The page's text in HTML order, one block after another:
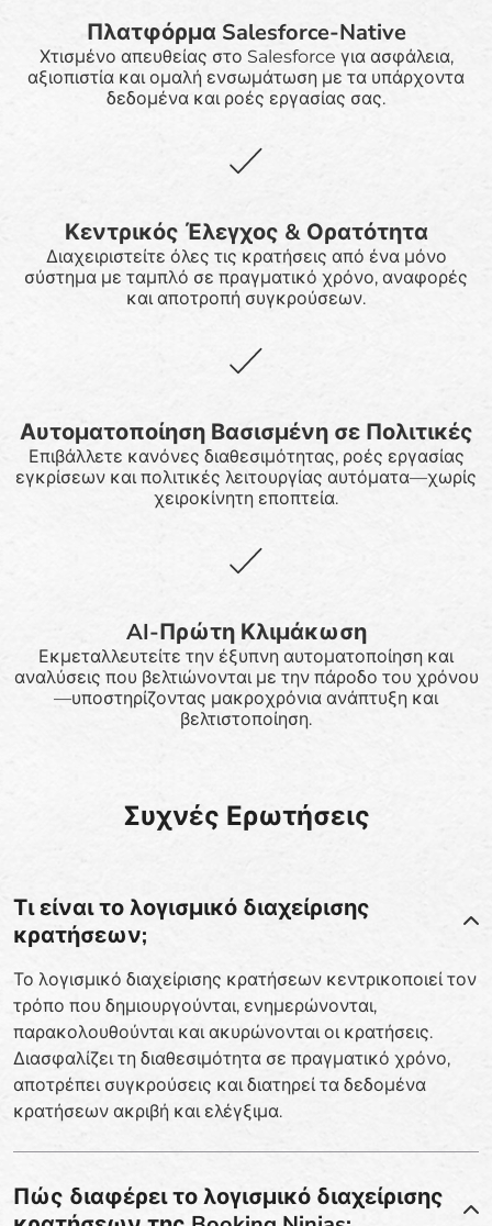
Πλατφόρμα Salesforce-Native
Χτισμένο απευθείας στο Salesforce για ασφάλεια,
αξιοπιστία και ομαλή ενσωμάτωση με τα υπάρχοντα
δεδομένα και ροές εργασίας σας.
Κεντρικός Έλεγχος & Ορατότητα
Διαχειριστείτε όλες τις κρατήσεις από ένα μόνο
σύστημα με ταμπλό σε πραγματικό χρόνο, αναφορές
και αποτροπή συγκρούσεων.
Αυτοματοποίηση Βασισμένη σε Πολιτικές
Επιβάλλετε κανόνες διαθεσιμότητας, ροές εργασίας
εγκρίσεων και πολιτικές λειτουργίας αυτόματα—χωρίς
χειροκίνητη εποπτεία.
AI-Πρώτη Κλιμάκωση
Εκμεταλλευτείτε την έξυπνη αυτοματοποίηση και
αναλύσεις που βελτιώνονται με την πάροδο του χρόνου
—υποστηρίζοντας μακροχρόνια ανάπτυξη και
βελτιστοποίηση.
Συχνές Ερωτήσεις
Τι είναι το λογισμικό διαχείρισης
κρατήσεων;
Το λογισμικό διαχείρισης κρατήσεων κεντρικοποιεί τον
τρόπο που δημιουργούνται, ενημερώνονται,
παρακολουθούνται και ακυρώνονται οι κρατήσεις.
Διασφαλίζει τη διαθεσιμότητα σε πραγματικό χρόνο,
αποτρέπει συγκρούσεις και διατηρεί τα δεδομένα
κρατήσεων ακριβή και ελέγξιμα.
Πώς διαφέρει το λογισμικό διαχείρισης